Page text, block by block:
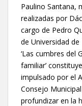
Paulino Santana,
realizadas por
cargo de Pedro
de Universidad de
‘Las cumbres del
familiar’
impulsado por el
Consejo
profundizar en la